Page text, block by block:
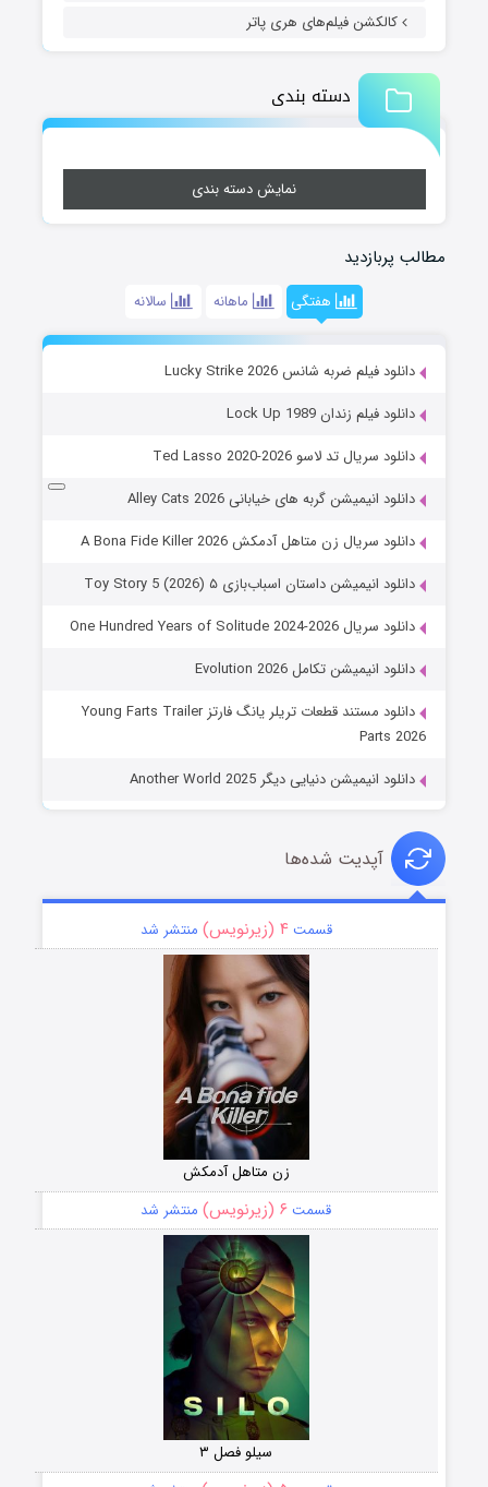
کالکشن فیلم‌های هری پاتر
دسته بندی
نمایش دسته بندی
مطالب پربازدید
هفتگی ماهانه سالانه
دانلود فیلم ضربه شانس Lucky Strike 2026
دانلود فیلم زندان Lock Up 1989
دانلود سریال تد لاسو Ted Lasso 2020-2026
دانلود انیمیشن گربه های خیابانی Alley Cats 2026
دانلود سریال زن متاهل آدمکش A Bona Fide Killer 2026
دانلود انیمیشن داستان اسباب‌بازی ۵ Toy Story 5 (2026)
دانلود سریال One Hundred Years of Solitude 2024-2026
دانلود انیمیشن تکامل Evolution 2026
دانلود مستند قطعات تریلر یانگ فارتز Young Farts Trailer
Parts 2026
دانلود انیمیشن دنیایی دیگر Another World 2025
آپدیت شده‌ها
قسمت۴ (زیرنویس) منتشر شد
زن متاهل آدمکش
قسمت ۶ (زیرنویس) منتشر شد
سیلو فصل ۳